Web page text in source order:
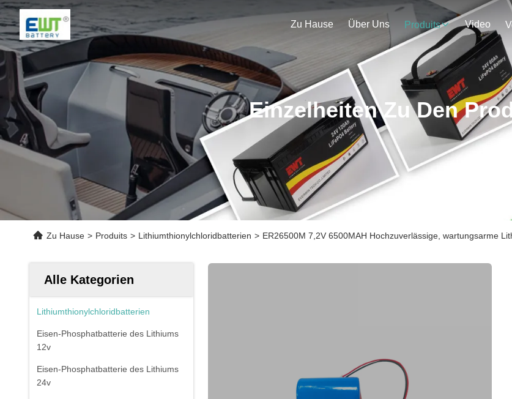
Zu Hause Über Uns Produits Video
Einzelheiten Zu Den
Zu Hause > Produits > Lithiumthionylchloridbatterien > ER26500M 7,2V 6500MAH Hochzuverlässige, wartungsarme
Alle Kategorien
Lithiumthionylchloridbatterien
Eisen-Phosphatbatterie des Lithiums
12v
Eisen-Phosphatbatterie des Lithiums
24v